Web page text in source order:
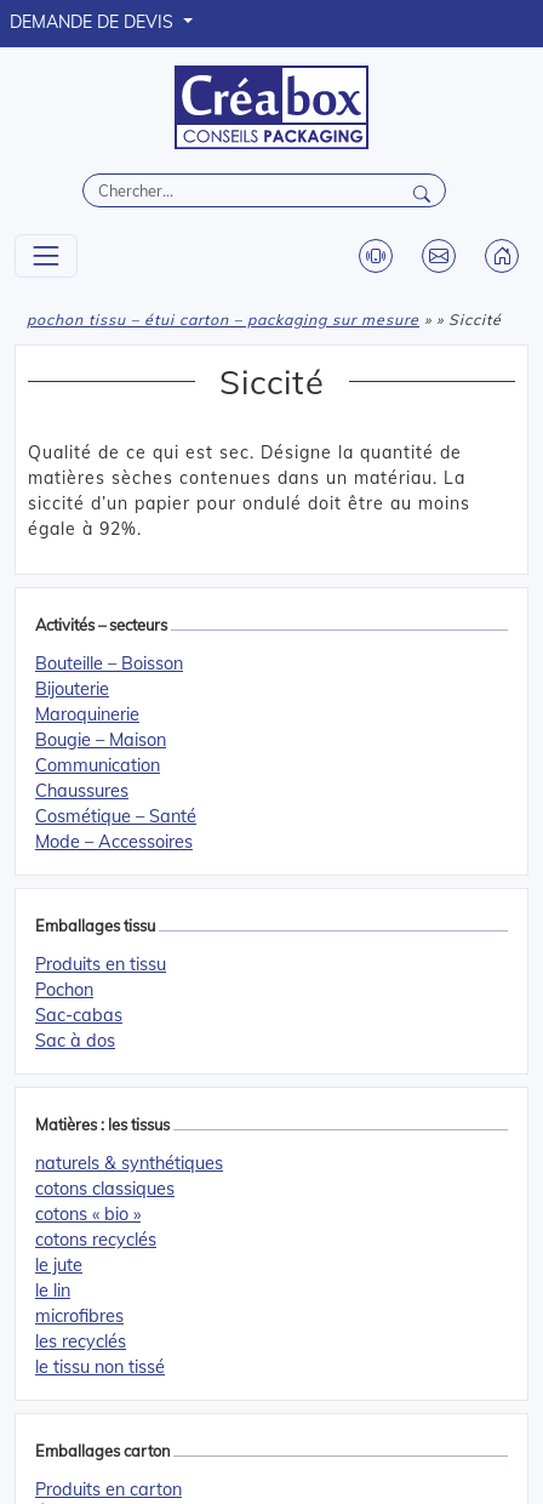
DEMANDE DE DEVIS
pochon tissu – étui carton – packaging sur mesure » » Siccité
Siccité
Qualité de ce qui est sec. Désigne la quantité de
matières sèches contenues dans un matériau. La
siccité d’un papier pour ondulé doit être au moins
égale à 92%.
Activités – secteurs
Bouteille – Boisson
Bijouterie
Maroquinerie
Bougie – Maison
Communication
Chaussures
Cosmétique – Santé
Mode – Accessoires
Emballages tissu
Produits en tissu
Pochon
Sac-cabas
Sac à dos
Matières : les tissus
naturels & synthétiques
cotons classiques
cotons « bio »
cotons recyclés
le jute
le lin
microfibres
les recyclés
le tissu non tissé
Emballages carton
Produits en carton